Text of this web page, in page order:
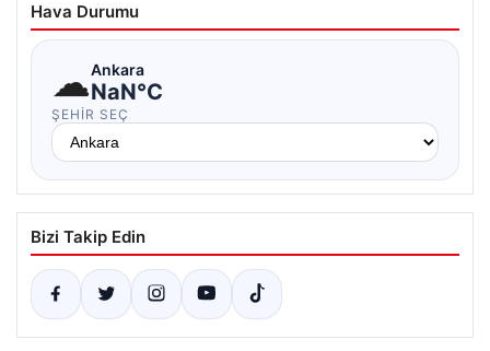
Hava Durumu
☁Ankara
NaN°C
ŞEHIR SEÇ
Bizi Takip Edin